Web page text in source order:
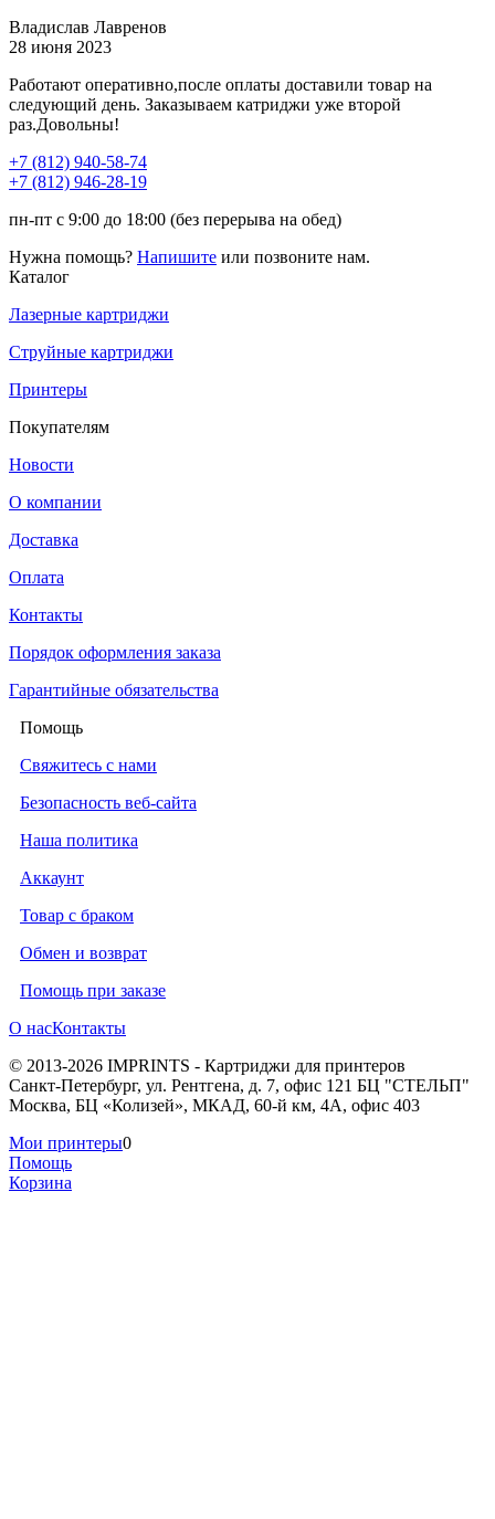
Владислав Лавренов
28 июня 2023
Работают оперативно,после оплаты доставили товар на
следующий день. Заказываем катриджи уже второй
раз.Довольны!
+7 (812) 940-58-74
+7 (812) 946-28-19
пн-пт с 9:00 до 18:00 (без перерыва на обед)
Нужна помощь? Напишите или позвоните нам.
Каталог
Лазерные картриджи
Струйные картриджи
Принтеры
Покупателям
Новости
О компании
Доставка
Оплата
Контакты
Порядок оформления заказа
Гарантийные обязательства
Помощь
Свяжитесь с нами
Безопасность веб-сайта
Наша политика
Аккаунт
Товар с браком
Обмен и возврат
Помощь при заказе
О насКонтакты
© 2013-2026 IMPRINTS - Картриджи для принтеров
Санкт-Петербург, ул. Рентгена, д. 7, офис 121 БЦ "СТЕЛЬП"
Москва, БЦ «Колизей», МКАД, 60-й км, 4А, офис 403
Мои принтеры0
Помощь
Корзина